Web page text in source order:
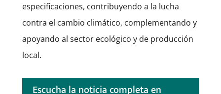
especificaciones, contribuyendo a la lucha
contra el cambio climático, complementando y
apoyando al sector ecológico y de producción
local.
Escucha la noticia completa en